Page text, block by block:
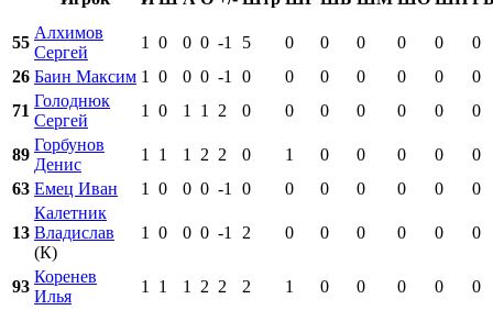
55
Алхимов
Сергей
1 0 0 0 -1 5 0 0 0 0 0
0
26 Баин Максим 1 0 0 0 -1 0 0 0 0 0 0
0
71
Голоднюк
Сергей
1 0 1 1 2 0 0 0 0 0 0 0
89
Горбунов
Денис
1 1 1 2 2 0 1 0 0 0 0
0
63 Емец Иван 1 0 0 0 -1 0 0 0 0 0 0 0
13
Калетник
Владислав
(К)
1 0 0 0 -1 2 0 0 0 0 0 0
93
Коренев
Илья
1 1 1 2 2 2 1 0 0 0 0 0